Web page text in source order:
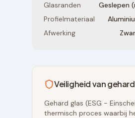
Glasranden
Geslepen
Profielmateriaal
Afwerking
Veiligheid van
Gehard glas (ESG -
thermisch proces waarbij